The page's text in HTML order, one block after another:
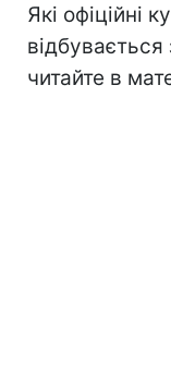
Які офіційні
читайте в